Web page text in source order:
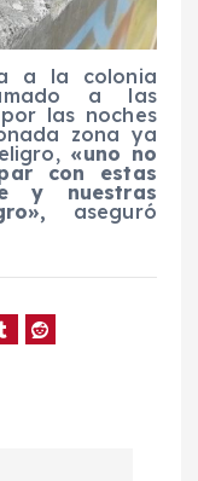
a la colonia
a las
las noches
zona ya
«uno no
con estas
y nuestras
aseguró